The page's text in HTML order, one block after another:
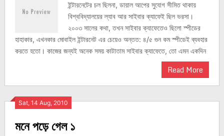
ইন্টারনেটের চল ছিলনা, ডায়াল আপের সুযোগ সীমিত থাকায়
বিশ্ববিদ্যালয়ের ল্যাব আর সাইবার ক্যাফেই ছিল ভরসা।
২০০৩ সালের কথা, তখন সাইবার ক্যাফেতেও ছিলো স্পীডের
হাহাকার, এখনকার মোবাইল ইন্টারনেট এর চেয়েও অন্তত: ৪/৫ গুন কম স্পীডেই ব্যবহার
করতে হতো। কাজের জন্যই অনেক সময় কাটাতাম সাইবার ক্যাফেতে, তো এমন একদিন
Read More
Sat, 14 Aug, 2010
মনে পড়ে গেল ১